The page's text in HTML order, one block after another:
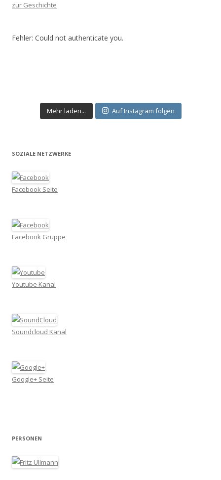
zur Geschichte
Fehler: Could not authenticate you.
Mehr laden... Auf Instagram folgen
SOZIALE NETZWERKE
Facebook Seite
Facebook Gruppe
Youtube Kanal
Soundcloud Kanal
Google+ Seite
PERSONEN